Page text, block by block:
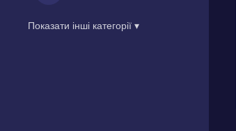
Показати інші категорії ▾